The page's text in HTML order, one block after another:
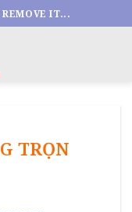
REMOVE IT...
TRỌN